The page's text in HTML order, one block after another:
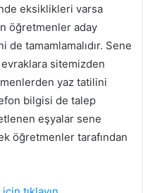
eksiklikleri varsa
öğretmenler aday
tamamlamalıdır. Sene
sitemizden
yaz tatilini
bilgisi de talep
eşyalar sene
öğretmenler tarafından